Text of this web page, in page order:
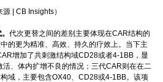
| CB Insights）
代次更替之间的差别主要体现在CAR结构的
的更为精准、高效、持久的疗效上。当下主
增加了共刺激结构域CD28或者4-1BB，显
、体内扩增不良的情况；三代CAR则在在二
域，主要包含OX40、CD28或4-1BB。该项